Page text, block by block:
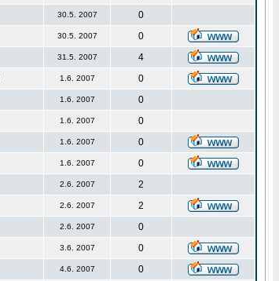
30.5. 2007
0
30.5. 2007
0
31.5. 2007
4
1.6. 2007
0
1.6. 2007
0
1.6. 2007
0
1.6. 2007
0
1.6. 2007
0
2.6. 2007
2
2.6. 2007
2
2.6. 2007
0
3.6. 2007
0
4.6. 2007
0